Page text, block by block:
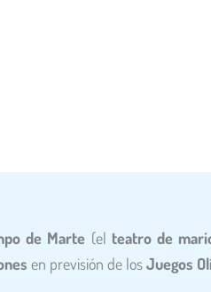
de Marte (el teatro de
en previsión de losJuegos